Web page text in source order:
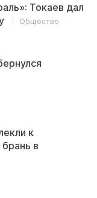
Токаев дал
Общество
к
в